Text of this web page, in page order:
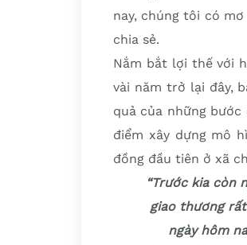
nay, chúng tôi có
chia sẻ.
Nắm bắt lợi thế với
vài năm trở lại đây,
quả của những
điểm xây dựng mô
đồng đầu tiên ở xã
“Trước kia còn
giao thương
ngày hôm